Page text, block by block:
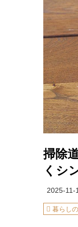
掃除
くシ
2025-11-
暮らし